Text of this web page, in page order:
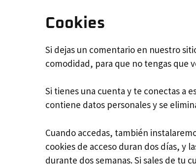
Cookies
Si dejas un comentario en nuestro
comodidad, para que no tengas que
Si tienes una cuenta y te conectas a
contiene datos personales y se
Cuando accedas, también
cookies de acceso duran dos días, y
durante dos semanas. Si sales de tu